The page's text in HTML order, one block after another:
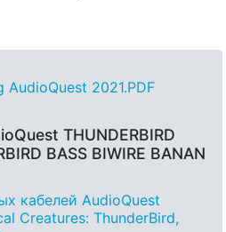
AudioQuest 2021.PDF
THUNDERBIRD
BASS BIWIRE BANAN
кабелей AudioQuest
Creatures: ThunderBird,